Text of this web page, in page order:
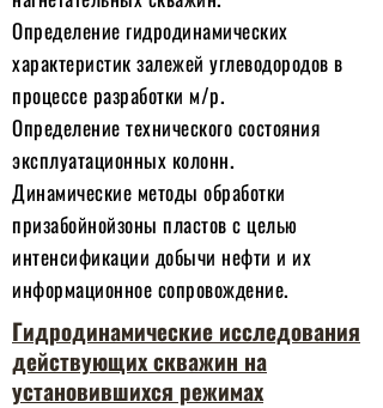
Определение гидродинамических
характеристик залежей углеводородов в
процессе разработки м/р.
Определение технического состояния
эксплуатационных колонн.
Динамические методы обработки
призабойнойзоны пластов с целью
интенсификации добычи нефти и их
информационное сопровождение.
Гидродинамические исследования
действующих скважин на
установившихся режимах